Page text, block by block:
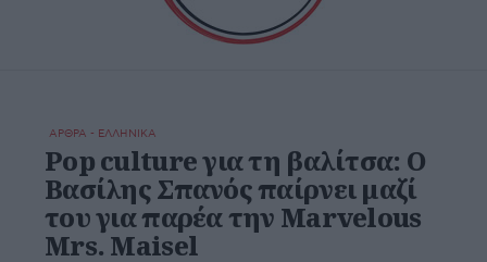
ΑΡΘΡΑ - ΕΛΛΗΝΙΚΑ
Pop culture για τη βαλίτσα: Ο
Βασίλης Σπανός παίρνει μαζί
του για παρέα την Marvelous
Mrs. Maisel